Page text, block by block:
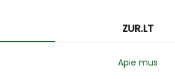
ZUR.LT
Apie mus